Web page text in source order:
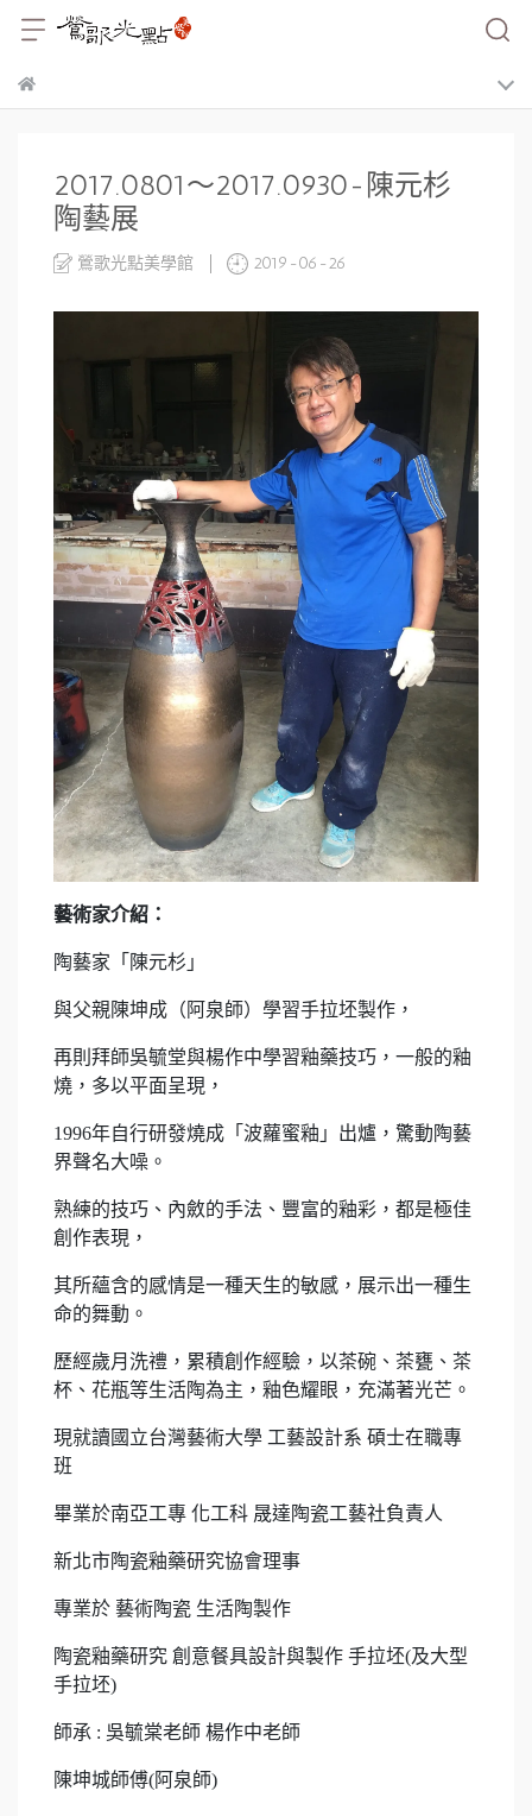
2017.0801～2017.0930-陳元杉
陶藝展
鶯歌光點美學館 2019-06-26
藝術家介紹：
陶藝家「陳元杉」
與父親陳坤成（阿泉師）學習手拉坯製作，
再則拜師吳毓堂與楊作中學習釉藥技巧，一般的釉
燒，多以平面呈現，
1996年自行研發燒成「波蘿蜜釉」出爐，驚動陶藝
界聲名大噪。
熟練的技巧、內斂的手法、豐富的釉彩，都是極佳
創作表現，
其所蘊含的感情是一種天生的敏感，展示出一種生
命的舞動。
歷經歲月洗禮，累積創作經驗，以茶碗、茶甕、茶
杯、花瓶等生活陶為主，釉色耀眼，充滿著光芒。
現就讀國立台灣藝術大學 工藝設計系 碩士在職專
班
畢業於南亞工專 化工科 晟達陶瓷工藝社負責人
新北市陶瓷釉藥研究協會理事
專業於 藝術陶瓷 生活陶製作
陶瓷釉藥研究 創意餐具設計與製作 手拉坯(及大型
手拉坯)
師承 : 吳毓棠老師 楊作中老師
陳坤城師傅(阿泉師)